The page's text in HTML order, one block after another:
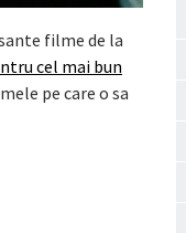
filme de la
cel mai bun
pe care o sa